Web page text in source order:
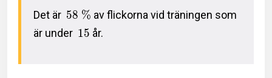
Det är 58 % av flickorna vid träningen som
är under 15 år.